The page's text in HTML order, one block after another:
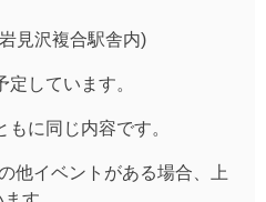
見沢複合駅舎内)
しています。
に同じ内容です。
他イベントがある場合、上